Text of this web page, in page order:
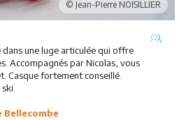
une luge articulée qui offre
Accompagnés par Nicolas, vous
Casque fortement conseillé.
Bellecombe